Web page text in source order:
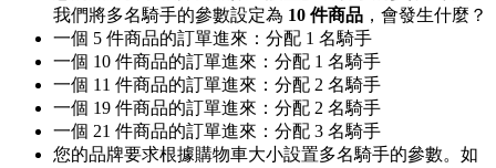
我們將多名騎手的參數設定為 10 件商品 ，會發生什麼？
一個 5 件商品的訂單進來：分配 1 名騎手
一個 10 件商品的訂單進來：分配 1 名騎手
一個 11 件商品的訂單進來：分配 2 名騎手
一個 19 件商品的訂單進來：分配 2 名騎手
一個 21 件商品的訂單進來：分配 3 名騎手
您的品牌要求根據購物車大小設置多名騎手的參數。如